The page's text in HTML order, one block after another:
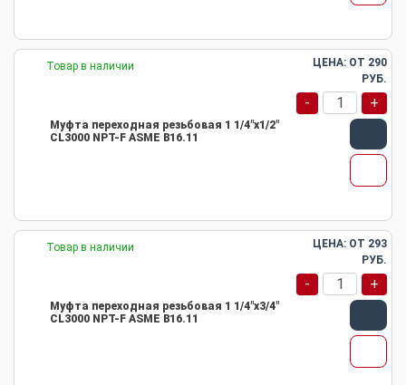
Товар в наличии
Муфта переходная резьбовая 1 1/4"х1/2"
CL3000 NPT-F ASME B16.11
ЦЕНА: ОТ 290
РУБ.
- +
Товар в наличии
Муфта переходная резьбовая 1 1/4"х3/4"
CL3000 NPT-F ASME B16.11
ЦЕНА: ОТ 293
РУБ.
- +